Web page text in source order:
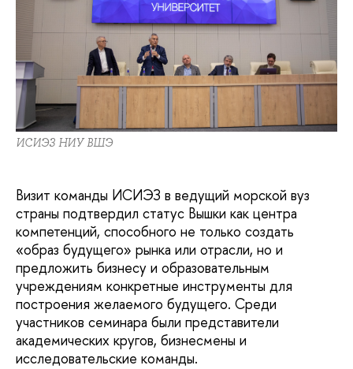
ИСИЭЗ НИУ ВШЭ
Визит команды ИСИЭЗ в ведущий морской вуз
страны подтвердил статус Вышки как центра
компетенций, способного не только создать
«образ будущего» рынка или отрасли, но и
предложить бизнесу и образовательным
учреждениям конкретные инструменты для
построения желаемого будущего. Среди
участников семинара были представители
академических кругов, бизнесмены и
исследовательские команды.